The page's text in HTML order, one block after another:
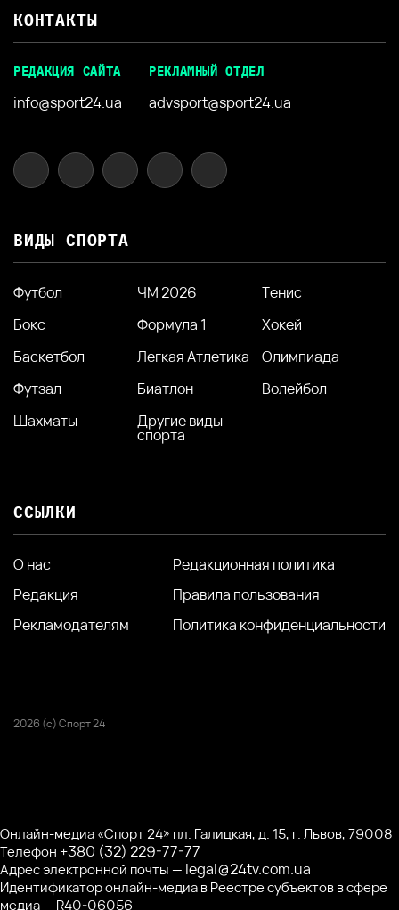
КОНТАКТЫ
РЕДАКЦИЯ САЙТА
info@sport24.ua
РЕКЛАМНЫЙ ОТДЕЛ
advsport@sport24.ua
ВИДЫ СПОРТА
Футбол ЧМ 2026
Тенис
Бокс
Формула 1
Хокей
Баскетбол
Легкая Атлетика
Олимпиада
Футзал
Биатлон
Волейбол
Шахматы
Другие виды
спорта
ССЫЛКИ
О нас
Редакция
Рекламодателям
Редакционная политика
Правила пользования
Политика конфиденциальности
2026 (с) Спорт 24
Онлайн-медиа «Спорт 24» пл. Галицкая, д. 15, г. Львов, 79008
Телефон +380 (32) 229-77-77
Адрес электронной почты — legal@24tv.com.ua
Идентификатор онлайн-медиа в Реестре субъектов в сфере
медиа — R40-06056